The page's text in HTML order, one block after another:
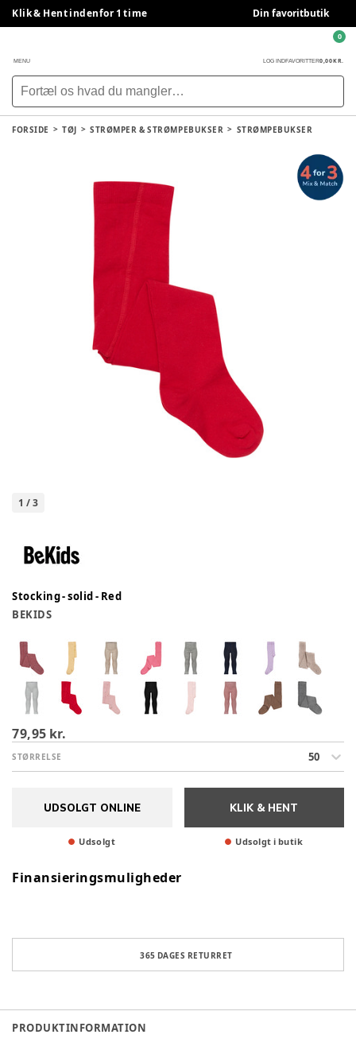
Klik & Hent indenfor 1 time Din favoritbutik
MENU LOG INDFAVORITTER0,00 KR.
0
FORSIDE TØJ STRØMPER & STRØMPEBUKSER STRØMPEBUKSER
1 /3
Stocking - solid - Red
BEKIDS
79,95 kr.
STØRRELSE 50
UDSOLGT ONLINE
Udsolgt
KLIK & HENT
Udsolgt i butik
Finansieringsmuligheder
365 DAGES RETURRET
PRODUKTINFORMATION